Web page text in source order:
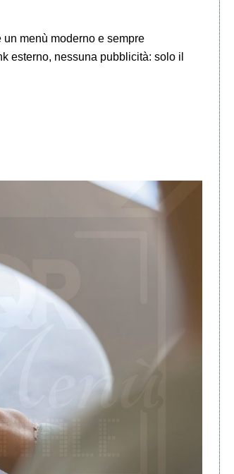
menù moderno e sempre
esterno, nessuna pubblicità: solo il